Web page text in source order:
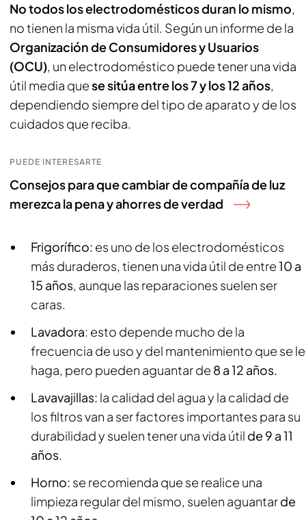
No todos los electrodomésticos duran lo mismo,
no tienen la misma vida útil. Según un informe de la
Organización de Consumidores y Usuarios
(OCU), un electrodoméstico puede tener una vida
útil media quese sitúa entre los 7 y los 12 años,
dependiendo siempre del tipo de aparato y de los
cuidados que reciba.
PUEDE INTERESARTE
Consejos para que cambiar de compañía de luz
merezca la pena y ahorres de verdad
Frigorífico: es uno de los electrodomésticos
más duraderos, tienen una vida útil de entre10 a
15 años, aunque las reparaciones suelen ser
caras.
Lavadora: esto depende mucho de la
frecuencia de uso y del mantenimiento que se le
haga, pero pueden aguantar de 8 a 12 años.
Lavavajillas: la calidad del agua y la calidad de
los filtros van a ser factores importantes para su
durabilidad y suelen tener una vida útil de 9 a 11
años.
Horno: se recomienda que se realice una
limpieza regular del mismo, suelen aguantarde